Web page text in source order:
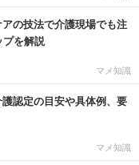
の技法で介護現場でも注
プを解説
マメ知識
護認定の目安や具体例、要
マメ知識